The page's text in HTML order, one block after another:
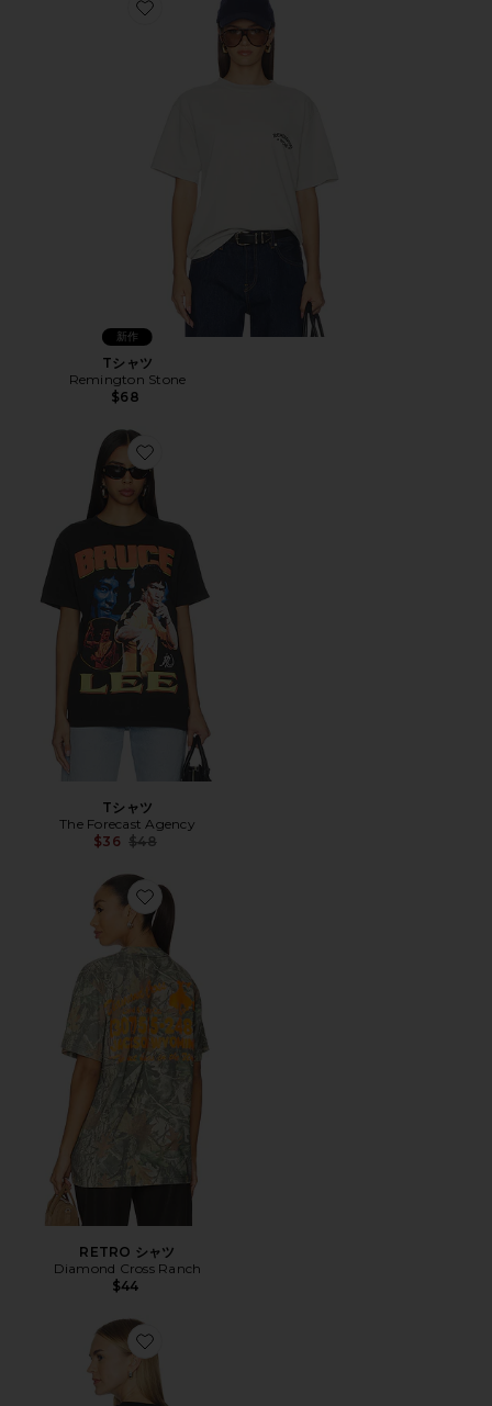
Favorite Tシャツ
新作
Tシャツ
Remington Stone
$68
Favorite Tシャツ
Tシャツ
The Forecast Agency
$36 Previous price:
$48
Favorite RETRO シャツ
RETRO シャツ
Diamond Cross Ranch
$44
Favorite Tシャツ